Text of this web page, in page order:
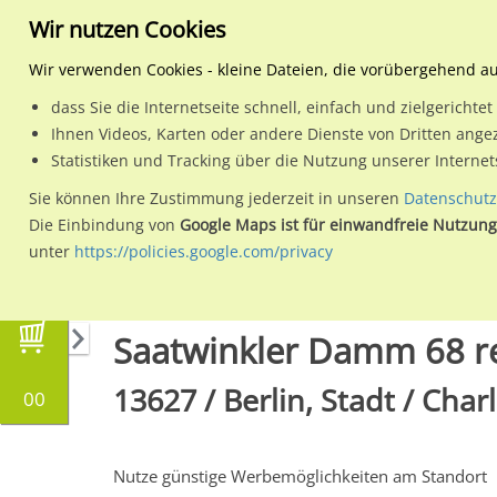
Wähle den Werbestandort:
00
Saatwinkler Damm 68
13627 / Berlin, Stadt /
Nutze günstige Werbemöglichkeiten am Standort
Wir nutzen Cookies
Wir verwenden Cookies - kleine Dateien, die vorübergehend
dass Sie die Internetseite schnell, einfach und
Ihnen Videos, Karten oder andere Dienste von Dritten
Statistiken und Tracking über die Nutzung unserer
Sie können Ihre Zustimmung jederzeit in unseren
Die Einbindung von Google Maps ist für einwandfreie
unter https://policies.google.com/privacy